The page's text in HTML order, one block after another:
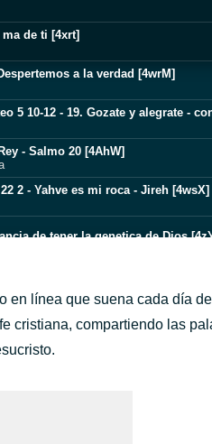
de ti [4xrt]
a la verdad [4wrM]
5 10-12 - 19. Gozate y alegrate -
- Salmo 20 [4AhW]
2 - Yahve es mi roca - Jireh [4wsX]
de tener la genetica de Dios
AHORA [3KpG]
2 Timoteo 4 18 [4AhX]
en línea que suena cada día
cristiana, compartiendo las